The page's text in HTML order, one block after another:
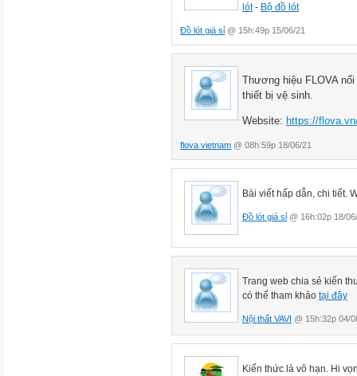
lót- Bộ đồ lót
Đồ lót giá sỉ@ 15h:49p 15/06/21
Thương hiệu FLOVA
thiết bị vệ sinh.
Website: https://
flova vietnam @ 08h:59p 18/06/21
Bài viết hấp dẫn, chi tiết.
Đồ lót giá sỉ@ 16h:02p 18/
Trang web chia sẻ kiến
có thể tham khảo tại đây
Nội thất VAVI @ 15h:32p 04/
Kiến thức là vô hạn. Hi